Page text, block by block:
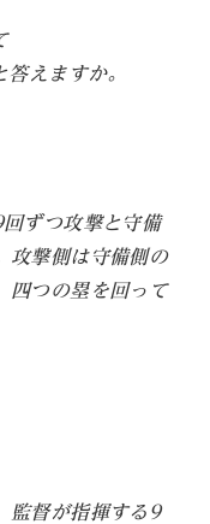
えますか。
ずつ攻撃と守備
攻撃側は守備側の
四つの塁を回って
監督が指揮する9